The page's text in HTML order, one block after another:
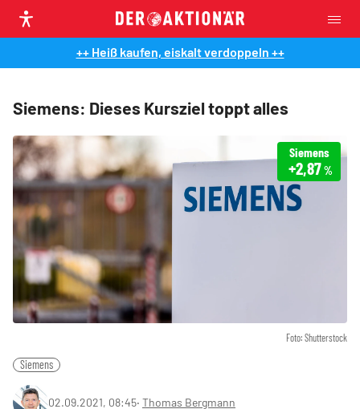
++ Heiß kaufen, eiskalt verdoppeln ++
Siemens: Dieses Kursziel toppt alles
Foto: Shutterstock
Siemens
+2,87%
Siemens
02.09.2021, 08:45‧ Thomas Bergmann